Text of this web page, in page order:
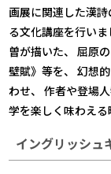
画展に関連した漢
る文化講座を行い
曽が描いた、 屈原
壁賦》等を、 幻想
わせ、 作者や登場
学を楽しく味わえ
イングリッシュ